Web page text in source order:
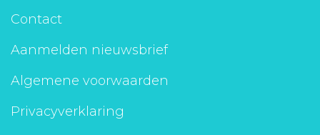
Contact
Aanmelden nieuwsbrief
Algemene voorwaarden
Privacyverklaring